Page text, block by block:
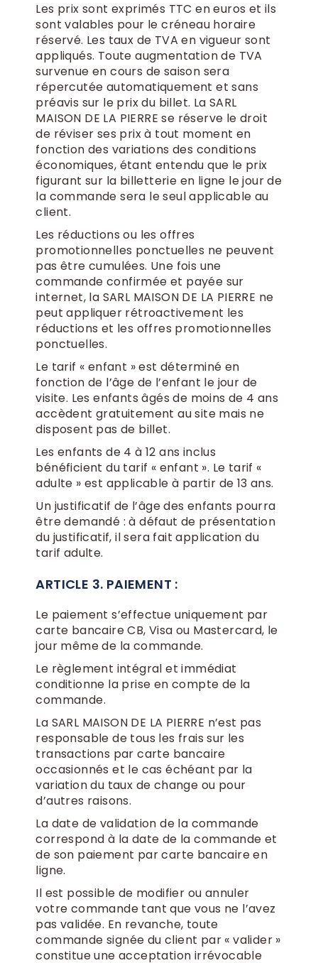
Les prix sont exprimés TTC en euros et ils
sont valables pour le créneau horaire
réservé. Les taux de TVA en vigueur sont
appliqués. Toute augmentation de TVA
survenue en cours de saison sera
répercutée automatiquement et sans
préavis sur le prix du billet. La SARL
MAISON DE LA PIERRE se réserve le droit
de réviser ses prix à tout moment en
fonction des variations des conditions
économiques, étant entendu que le prix
figurant sur la billetterie en ligne le jour de
la commande sera le seul applicable au
client.
Les réductions ou les offres
promotionnelles ponctuelles ne peuvent
pas être cumulées. Une fois une
commande confirmée et payée sur
internet, la SARL MAISON DE LA PIERRE ne
peut appliquer rétroactivement les
réductions et les offres promotionnelles
ponctuelles.
Le tarif « enfant » est déterminé en
fonction de l’âge de l’enfant le jour de
visite. Les enfants âgés de moins de 4 ans
accèdent gratuitement au site mais ne
disposent pas de billet.
Les enfants de 4 à 12 ans inclus
bénéficient du tarif « enfant ». Le tarif «
adulte » est applicable à partir de 13 ans.
Un justificatif de l’âge des enfants pourra
être demandé : à défaut de présentation
du justificatif, il sera fait application du
tarif adulte.
ARTICLE 3. PAIEMENT :
Le paiement s’effectue uniquement par
carte bancaire CB, Visa ou Mastercard, le
jour même de la commande.
Le règlement intégral et immédiat
conditionne la prise en compte de la
commande.
La SARL MAISON DE LA PIERRE n’est pas
responsable de tous les frais sur les
transactions par carte bancaire
occasionnés et le cas échéant par la
variation du taux de change ou pour
d’autres raisons.
La date de validation de la commande
correspond à la date de la commande et
de son paiement par carte bancaire en
ligne.
Il est possible de modifier ou annuler
votre commande tant que vous ne l’avez
pas validée. En revanche, toute
commande signée du client par « valider »
constitue une acceptation irrévocable